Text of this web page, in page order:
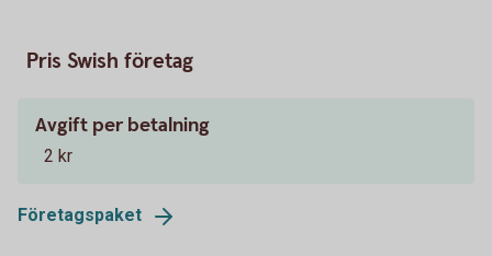
Pris Swish företag
Avgift per betalning
2 kr
Företagspaket